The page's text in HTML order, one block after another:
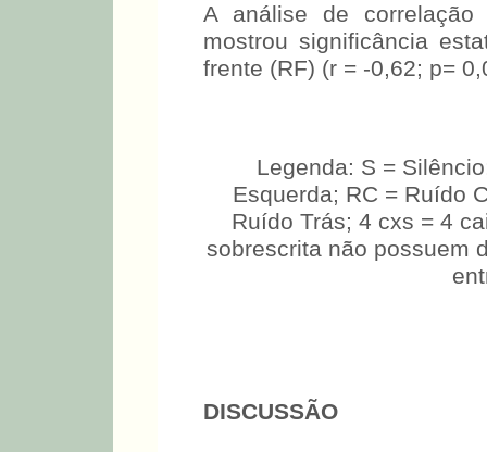
A análise de
mostrou significância
frente (RF) (r = -0,62; p=
Legenda: S =
Esquerda; RC = Ruído
Ruído Trás; 4 cxs = 4
sobrescrita não possuem
DISCUSSÃO